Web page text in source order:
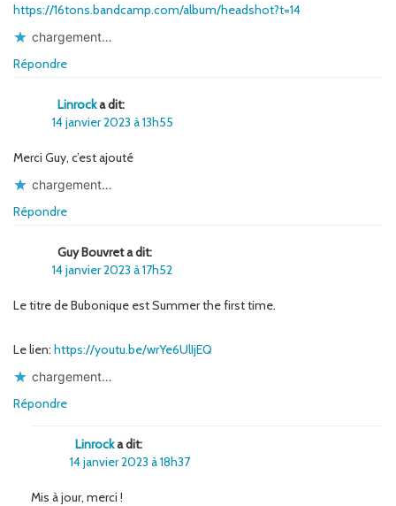
https://16tons.bandcamp.com/album/headshot?t=14
chargement…
Répondre
Linrocka dit:
14 janvier 2023 à 13h55
Merci Guy, c’est ajouté
chargement…
Répondre
Guy Bouvret a dit:
14 janvier 2023 à 17h52
Le titre de Bubonique est Summer the first time.
Le lien: https://youtu.be/wrYe6UlIjEQ
chargement…
Répondre
Linrocka dit:
14 janvier 2023 à 18h37
Mis à jour, merci !